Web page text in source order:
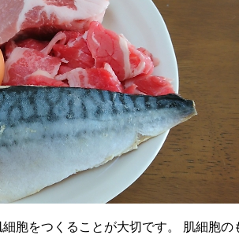
胞をつくることが大切です。 肌細胞